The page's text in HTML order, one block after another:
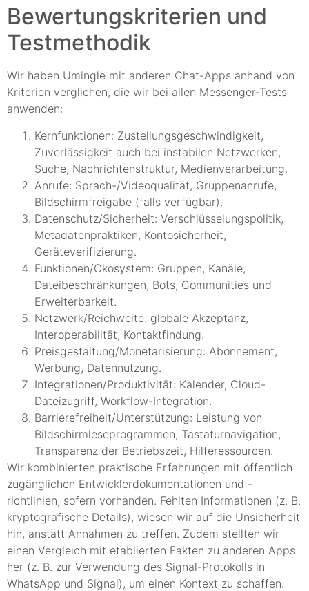
Bewertungskriterien und
Testmethodik
Wir haben Umingle mit anderen Chat-Apps anhand von
Kriterien verglichen, die wir bei allen Messenger-Tests
anwenden:
Kernfunktionen: Zustellungsgeschwindigkeit,
Zuverlässigkeit auch bei instabilen Netzwerken,
Suche, Nachrichtenstruktur, Medienverarbeitung.
Anrufe: Sprach-/Videoqualität, Gruppenanrufe,
Bildschirmfreigabe (falls verfügbar).
Datenschutz/Sicherheit: Verschlüsselungspolitik,
Metadatenpraktiken, Kontosicherheit,
Geräteverifizierung.
Funktionen/Ökosystem: Gruppen, Kanäle,
Dateibeschränkungen, Bots, Communities und
Erweiterbarkeit.
Netzwerk/Reichweite: globale Akzeptanz,
Interoperabilität, Kontaktfindung.
Preisgestaltung/Monetarisierung: Abonnement,
Werbung, Datennutzung.
Integrationen/Produktivität: Kalender, Cloud-
Dateizugriff, Workflow-Integration.
Barrierefreiheit/Unterstützung: Leistung von
Bildschirmleseprogrammen, Tastaturnavigation,
Transparenz der Betriebszeit, Hilferessourcen.
Wir kombinierten praktische Erfahrungen mit öffentlich
zugänglichen Entwicklerdokumentationen und -
richtlinien, sofern vorhanden. Fehlten Informationen (z. B.
kryptografische Details), wiesen wir auf die Unsicherheit
hin, anstatt Annahmen zu treffen. Zudem stellten wir
einen Vergleich mit etablierten Fakten zu anderen Apps
her (z. B. zur Verwendung des Signal-Protokolls in
WhatsApp und Signal), um einen Kontext zu schaffen.